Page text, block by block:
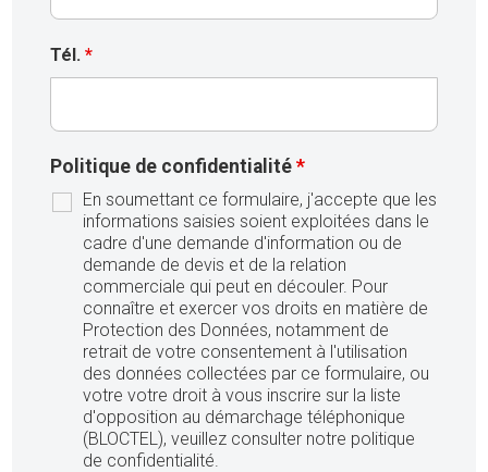
Tél.*
Politique de confidentialité*
En soumettant ce formulaire, j'accepte que les
informations saisies soient exploitées dans le
cadre d'une demande d'information ou de
demande de devis et de la relation
commerciale qui peut en découler. Pour
connaître et exercer vos droits en matière de
Protection des Données, notamment de
retrait de votre consentement à l'utilisation
des données collectées par ce formulaire, ou
votre votre droit à vous inscrire sur la liste
d'opposition au démarchage téléphonique
(BLOCTEL), veuillez consulter notre politique
de confidentialité.